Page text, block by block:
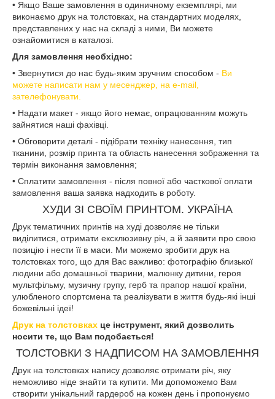
• Якщо Ваше замовлення в одиничному екземплярі, ми
виконаємо друк на толстовках, на стандартних моделях,
представлених у нас на складі з ними, Ви можете
ознайомитися в каталозі.
Для замовлення необхідно:
• Звернутися до нас будь-яким зручним способом - Ви
можете написати нам у месенджер, на e-mail,
зателефонувати.
• Надати макет - якщо його немає, опрацюванням можуть
зайнятися наші фахівці.
• Обговорити деталі - підібрати техніку нанесення, тип
тканини, розмір принта та область нанесення зображення та
термін виконання замовлення;
• Сплатити замовлення - після повної або часткової оплати
замовлення ваша заявка надходить в роботу.
ХУДИ ЗІ СВОЇМ ПРИНТОМ. УКРАЇНА
Друк тематичних принтів на худі дозволяє не тільки
виділитися, отримати ексклюзивну річ, а й заявити про свою
позицію і нести її в маси. Ми можемо зробити друк на
толстовках того, що для Вас важливо: фотографію близької
людини або домашньої тварини, малюнку дитини, героя
мультфільму, музичну групу, герб та прапор нашої країни,
улюбленого спортсмена та реалізувати в життя будь-які інші
божевільні ідеї!
Друк на толстовках це інструмент, який дозволить
носити те, що Вам подобається!
ТОЛСТОВКИ З НАДПИСОМ НА ЗАМОВЛЕННЯ
Друк на толстовках напису дозволяє отримати річ, яку
неможливо ніде знайти та купити. Ми допоможемо Вам
створити унікальний гардероб на кожен день і пропонуємо